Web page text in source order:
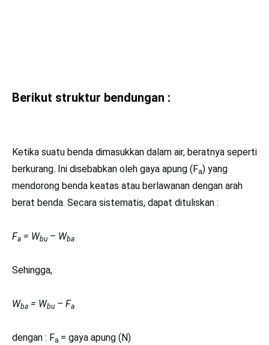
Berikut struktur bendungan :
Ketika suatu benda dimasukkan dalam air, beratnya seperti
berkurang. Ini disebabkan oleh gaya apung (Fa) yang
mendorong benda keatas atau berlawanan dengan arah
berat benda. Secara sistematis, dapat dituliskan :
Fa = Wbu – Wba
Sehingga,
Wba = Wbu – Fa
dengan : Fa = gaya apung (N)